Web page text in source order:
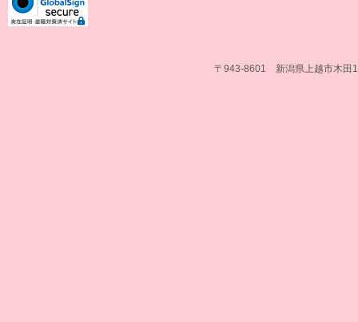
〒943-8601 新潟県上越市木